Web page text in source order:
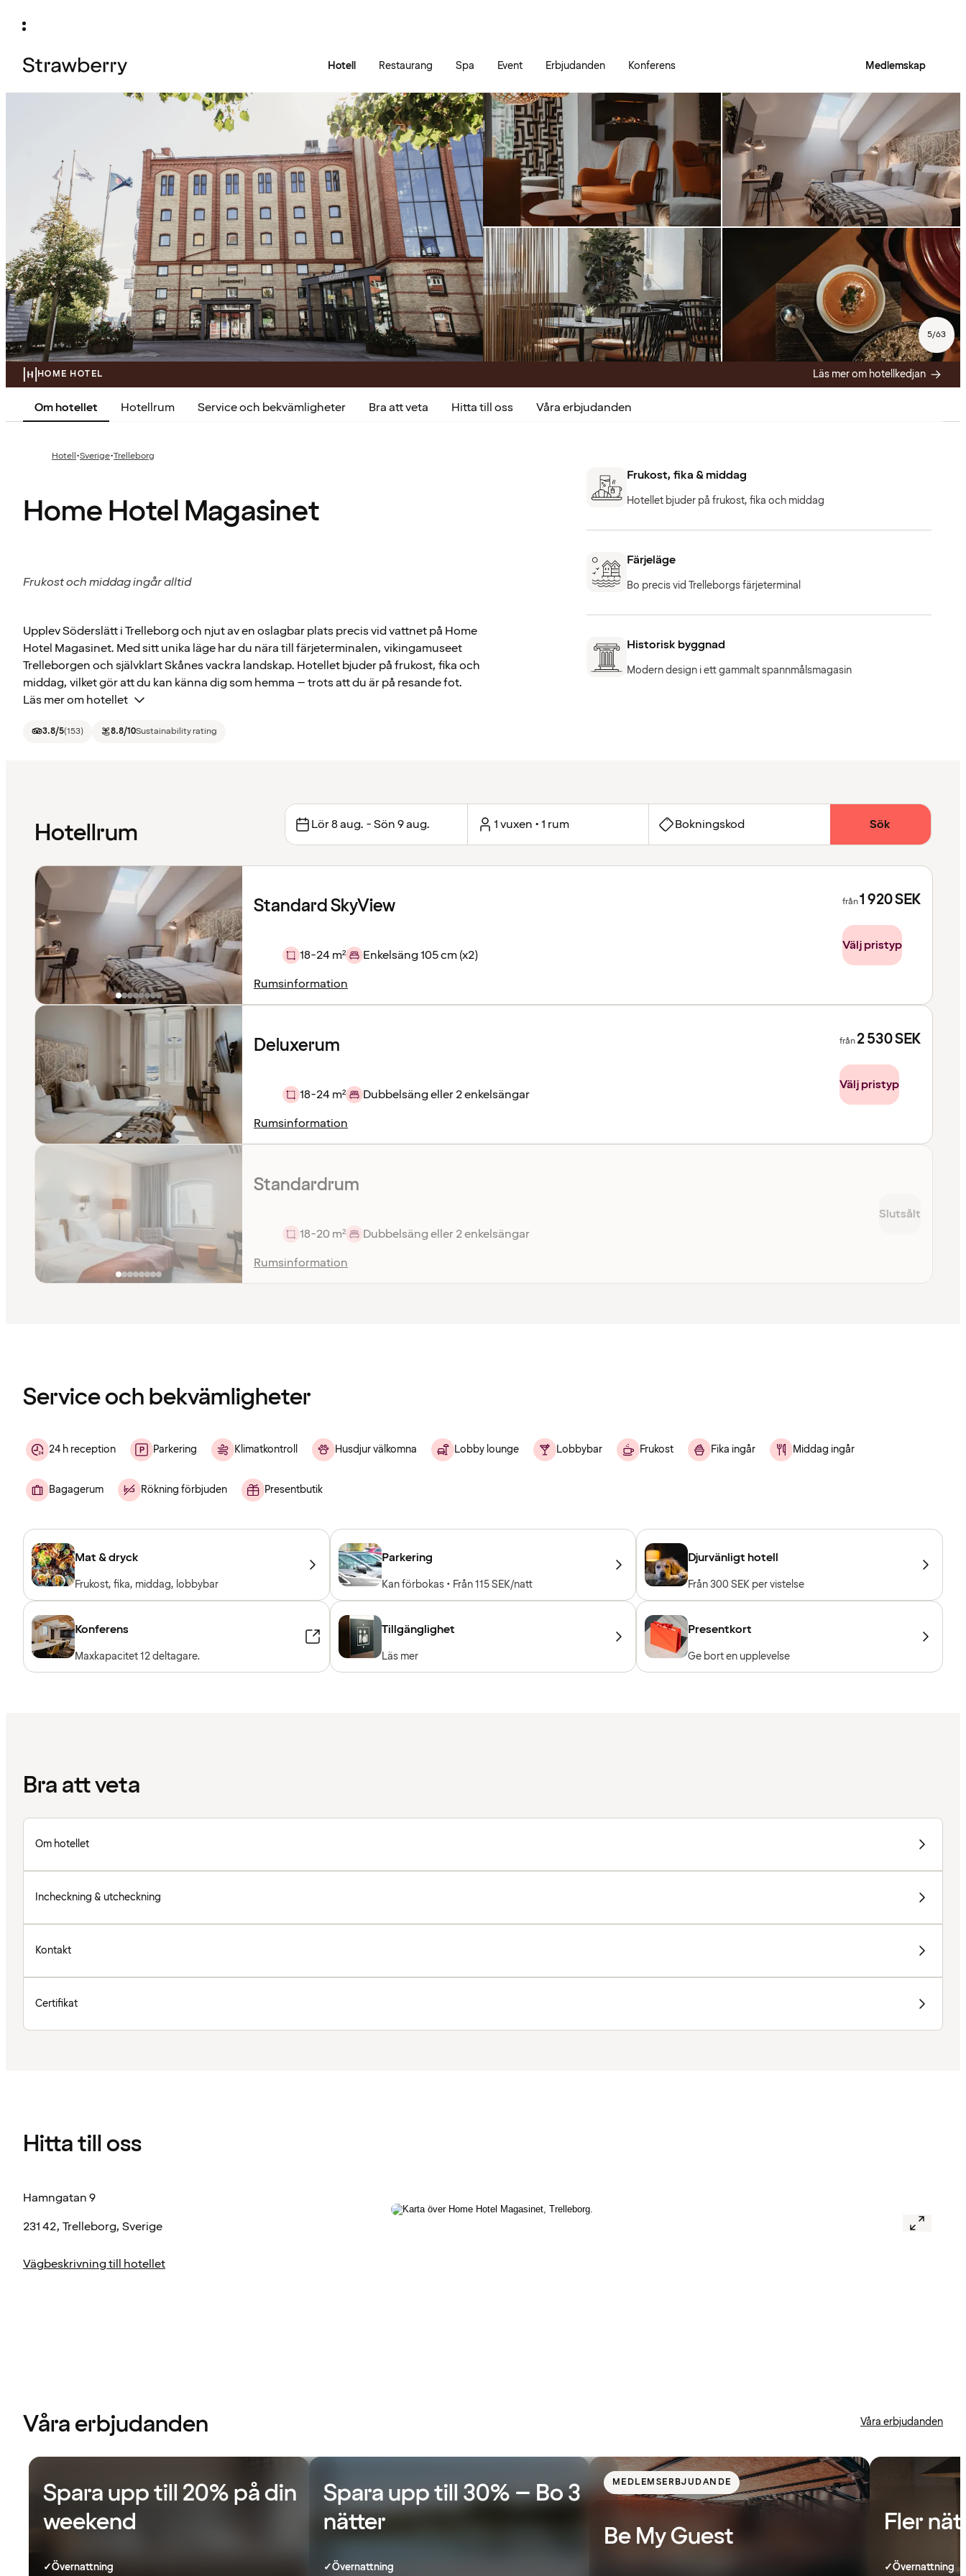
Hotell Restaurang Spa Event Erbjudanden Konferens Medlemskap
5/63
HOME HOTEL Läs mer om hotellkedjan
Om hotellet Hotellrum Service och bekvämligheter Bra att veta Hitta till oss Våra erbjudanden
Hotell·Sverige·Trelleborg
Home Hotel Magasinet
Frukost och middag ingår alltid
Upplev Söderslätt i Trelleborg och njut av en oslagbar plats precis vid vattnet på Home
Hotel Magasinet. Med sitt unika läge har du nära till färjeterminalen, vikingamuseet
Trelleborgen och självklart Skånes vackra landskap. Hotellet bjuder på frukost, fika och
middag, vilket gör att du kan känna dig som hemma – trots att du är på resande fot.
Läs mer om hotellet
3.8/5(153) 8.8/10Sustainability rating
Frukost, fika & middag
Hotellet bjuder på frukost, fika och middag
Färjeläge
Bo precis vid Trelleborgs färjeterminal
Historisk byggnad
Modern design i ett gammalt spannmålsmagasin
Hotellrum Lör 8 aug. - Sön 9 aug. 1 vuxen • 1 rum Bokningskod Sök
Standard SkyView
18-24 m²
Enkelsäng 105 cm (x2)
Rumsinformation
från1 920SEK
Välj pristyp
Deluxerum
18-24 m²
Dubbelsäng eller 2 enkelsängar
Rumsinformation
från2 530SEK
Välj pristyp
Standardrum
18-20 m²
Dubbelsäng eller 2 enkelsängar
Rumsinformation
Slutsålt
Service och bekvämligheter
24 h reception Parkering Klimatkontroll Husdjur välkomna Lobby lounge Lobbybar Frukost Fika ingår Middag ingår
Bagagerum Rökning förbjuden Presentbutik
Mat & dryck
Frukost, fika, middag, lobbybar
Parkering
Kan förbokas • Från 115 SEK/natt
Djurvänligt hotell
Från 300 SEK per vistelse
Konferens
Maxkapacitet 12 deltagare.
Tillgänglighet
Läs mer
Presentkort
Ge bort en upplevelse
Bra att veta
Om hotellet
Incheckning & utcheckning
Kontakt
Certifikat
Hitta till oss
Hamngatan 9
231 42, Trelleborg, Sverige
Vägbeskrivning till hotellet
Våra erbjudanden Våra erbjudanden
Spara upp till 20% på din
weekend
✓Övernattning
Spara upp till 30% – Bo 3
nätter
✓Övernattning
MEDLEMSERBJUDANDE
Be My Guest Fler
✓Övernattning